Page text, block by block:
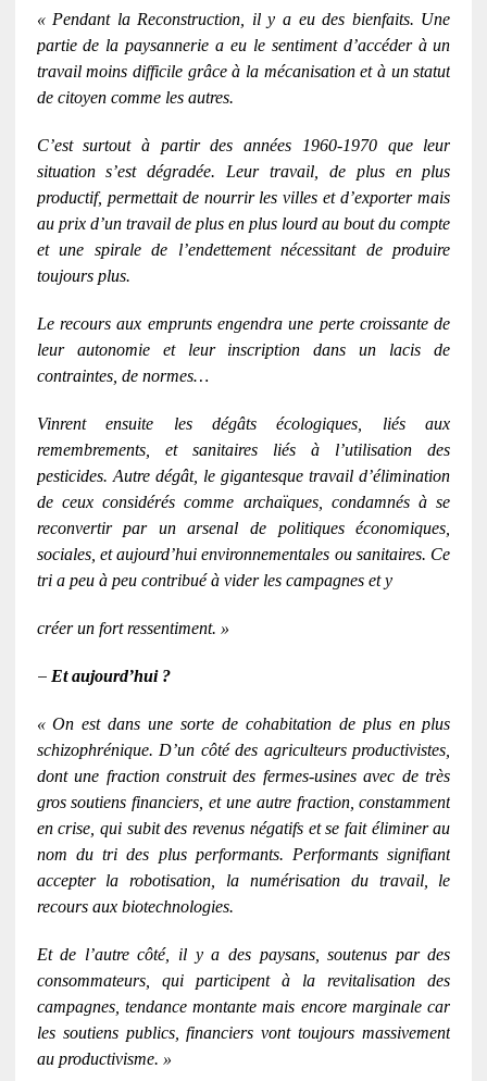
« Pendant la Reconstruction, il y a eu des bienfaits. Une
partie de la paysannerie a eu le sentiment d’accéder à un
travail moins difficile grâce à la mécanisation et à un statut
de citoyen comme les autres.
C’est surtout à partir des années 1960-1970 que leur
situation s’est dégradée. Leur travail, de plus en plus
productif, permettait de nourrir les villes et d’exporter mais
au prix d’un travail de plus en plus lourd au bout du compte
et une spirale de l’endettement nécessitant de produire
toujours plus.
Le recours aux emprunts engendra une perte croissante de
leur autonomie et leur inscription dans un lacis de
contraintes, de normes…
Vinrent ensuite les dégâts écologiques, liés aux
remembrements, et sanitaires liés à l’utilisation des
pesticides. Autre dégât, le gigantesque travail d’élimination
de ceux considérés comme archaïques, condamnés à se
reconvertir par un arsenal de politiques économiques,
sociales, et aujourd’hui environnementales ou sanitaires. Ce
tri a peu à peu contribué à vider les campagnes et y
créer un fort ressentiment. »
– Et aujourd’hui ?
« On est dans une sorte de cohabitation de plus en plus
schizophrénique. D’un côté des agriculteurs productivistes,
dont une fraction construit des fermes-usines avec de très
gros soutiens financiers, et une autre fraction, constamment
en crise, qui subit des revenus négatifs et se fait éliminer au
nom du tri des plus performants. Performants signifiant
accepter la robotisation, la numérisation du travail, le
recours aux biotechnologies.
Et de l’autre côté, il y a des paysans, soutenus par des
consommateurs, qui participent à la revitalisation des
campagnes, tendance montante mais encore marginale car
les soutiens publics, financiers vont toujours massivement
au productivisme. »